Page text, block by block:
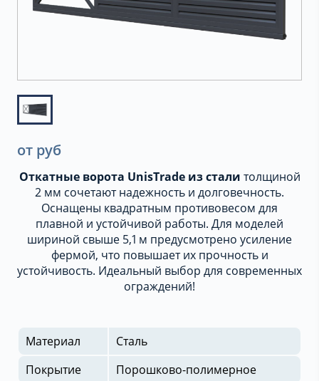
от руб
Откатные ворота UnisTrade из стали толщиной
2 мм сочетают надежность и долговечность.
Оснащены квадратным противовесом для
плавной и устойчивой работы. Для моделей
шириной свыше 5,1 м предусмотрено усиление
фермой, что повышает их прочность и
устойчивость. Идеальный выбор для современных
ограждений!
Материал
Сталь
Покрытие
Порошково-полимерное